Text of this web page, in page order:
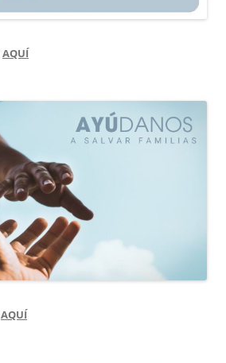
AQUÍ
AQUÍ